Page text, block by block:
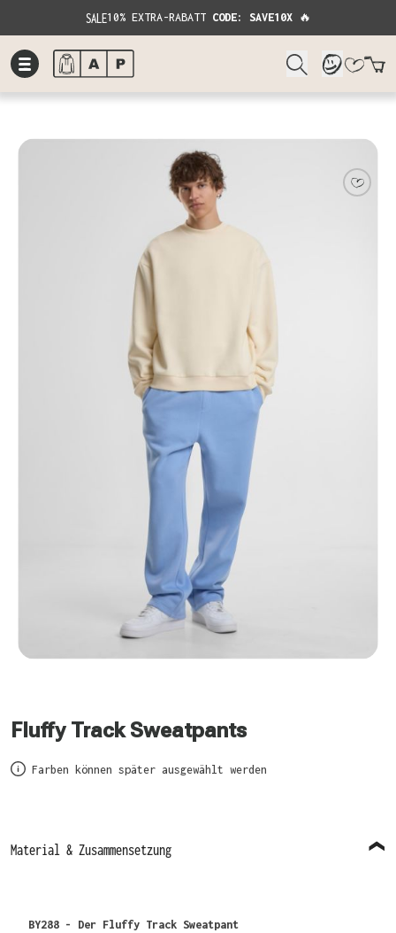
SALE10% EXTRA-RABATT CODE: SAVE10X🔥
Fluffy Track Sweatpants
Farben können später ausgewählt werden
Material & Zusammensetzung
BY288 - Der Fluffy Track Sweatpant